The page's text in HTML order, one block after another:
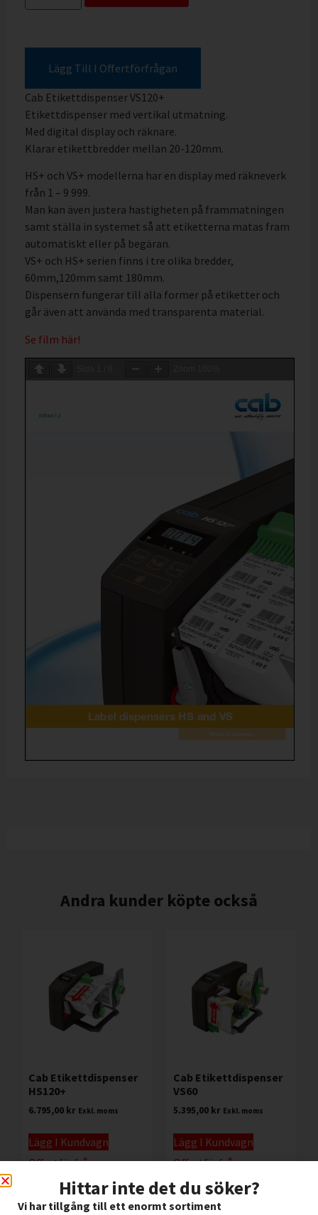
Lägg Till I Offertförfrågan
Cab Etikettdispenser VS120+
Etikettdispenser med vertikal utmatning.
Med digital display och räknare.
Klarar etikettbredder mellan 20-120mm.
HS+ och VS+ modellerna har en display med räkneverk
från 1 – 9 999.
Man kan även justera hastigheten på frammatningen
samt ställa in systemet så att etiketterna matas fram
automatiskt eller på begäran.
VS+ och HS+ serien finns i tre olika bredder,
60mm,120mm samt 180mm.
Dispensern fungerar till alla former på etiketter och
går även att använda med transparenta material.
Se film här!
Andra kunder köpte också
Cab Etikettdispenser
HS120+
6.795,00 kr Exkl. moms
Lägg I Kundvagn
Offertförfrågan
Cab Etikettdispenser
VS60
5.395,00 kr Exkl. moms
Lägg I Kundvagn
Offertförfrågan
Hittar inte det du söker?
Vi har tillgång till ett enormt sortiment